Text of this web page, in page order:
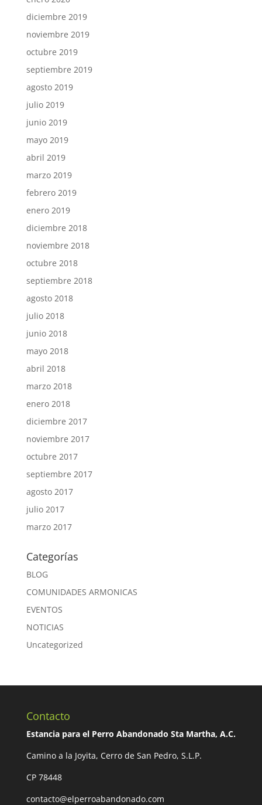
diciembre 2019
noviembre 2019
octubre 2019
septiembre 2019
agosto 2019
julio 2019
junio 2019
mayo 2019
abril 2019
marzo 2019
febrero 2019
enero 2019
diciembre 2018
noviembre 2018
octubre 2018
septiembre 2018
agosto 2018
julio 2018
junio 2018
mayo 2018
abril 2018
marzo 2018
enero 2018
diciembre 2017
noviembre 2017
octubre 2017
septiembre 2017
agosto 2017
julio 2017
marzo 2017
Categorías
BLOG
COMUNIDADES ARMONICAS
EVENTOS
NOTICIAS
Uncategorized
Contacto
Estancia para el Perro Abandonado Sta Martha, A.C.
Camino a la Joyita, Cerro de San Pedro, S.L.P.
CP 78448
contacto@elperroabandonado.com